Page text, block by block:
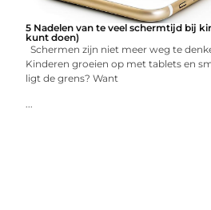
5 Nadelen van te veel schermtijd bij
kunt doen)
Schermen zijn niet meer weg te
Kinderen groeien op met tablets en
ligt de grens? Want
...